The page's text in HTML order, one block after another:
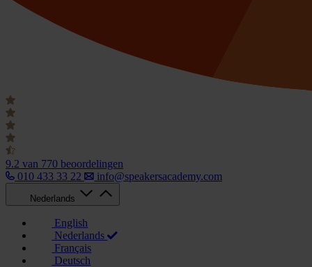
9.2 van 770 beoordelingen
010 433 33 22
info@speakersacademy.com
Nederlands
English
Nederlands
Français
Deutsch